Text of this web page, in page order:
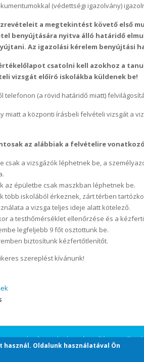
(védettségi igazolvány)
a megtekintést követő első
benyújtására nyitva álló határidő
Az igazolási kérelem benyújtási
csatolni kell azokhoz a
vizsgát előíró iskolákba küldenek be!
telefonon (a rövid határidő miatt)
miatt a központi írásbeli felvételi vizsgát a
az alábbiak a felvételire
csak a vizsgázók léphetnek be, a
az épületbe csak maszkban léphetnek be.
több iskolából érkeznek, zárt térben
a vizsga teljes ideje alatt kötelező.
a testhőmérséklet ellenőrzése és a
legfeljebb 9 főt osztottunk be.
biztosítunk kézfertőtlenítőt.
szereplést kívánunk!
Technikum és Kollégium. All
Oldalunk használatával Ön